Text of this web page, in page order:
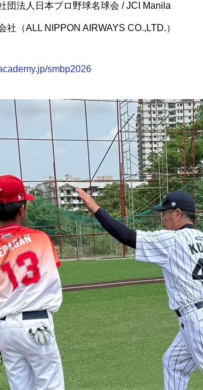
団法人日本プロ野球名球会 / JCI Manila
（ALL NIPPON AIRWAYS CO.,LTD.）
smbp2026